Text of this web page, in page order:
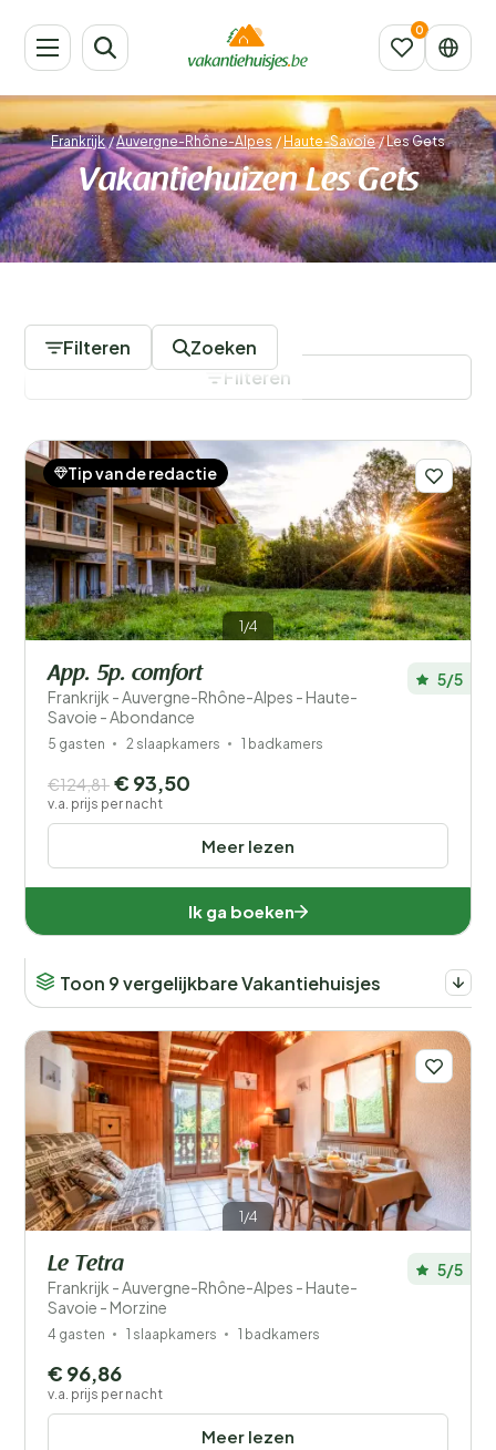
Frankrijk/Auvergne-Rhône-Alpes /Haute-Savoie/Les Gets
Vakantiehuizen Les Gets
Filteren Zoeken
Je vakantie
Kies reisdata en je gezelschap
Wanneer?
Aantal gasten?
Afstand 1
Prijs
Ligging
Kinderen
Type vakantiehuisje
Populaire filters
Mindervaliden
Voorzieningen
Filters opslaan
Filteren
1/4
Tip van de redactie
App. 5p. comfort
Frankrijk - Auvergne-Rhône-Alpes - Haute-
Savoie - Abondance
5/5
5 gasten 2 slaapkamers 1 badkamers
Meer lezen
€124,81 € 93,50
v.a. prijs per nacht
Ik ga boeken
Toon 9 vergelijkbare Vakantiehuisjes
1/4
Le Tetra
Frankrijk - Auvergne-Rhône-Alpes - Haute-
Savoie - Morzine
5/5
4 gasten 1 slaapkamers 1 badkamers
Meer lezen
€ 96,86
v.a. prijs per nacht